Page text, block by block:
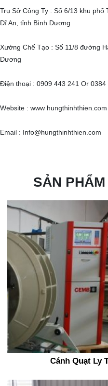
Trụ Sở Công Ty : Số 6/13 khu
Dĩ An, tỉnh Bình Dương
Xưởng Chế Tạo : Số 11/8 đường
Dương
Điện thoại : 0909 443 241 Or 0384
Website : www hungthinhthien.com
Email : Info@hungthinhthien.com
SẢN
Cánh Quạt Ly